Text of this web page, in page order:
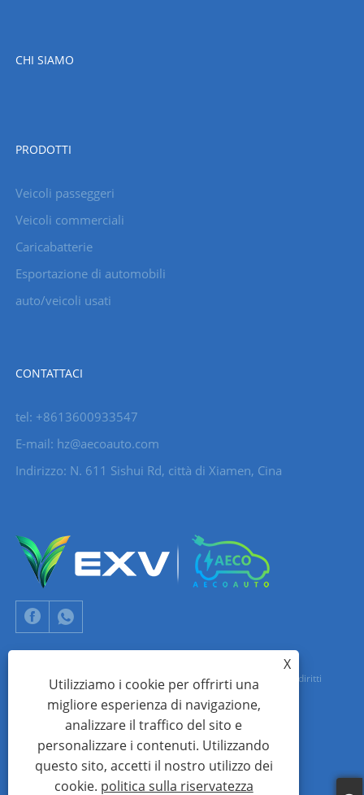
CHI SIAMO
PRODOTTI
Veicoli passeggeri
Veicoli commerciali
Caricabatterie
Esportazione di automobili
auto/veicoli usati
CONTATTACI
tel: +8613600933547
E-mail: hz@aecoauto.com
Indirizzo: N. 611 Sishui Rd, città di Xiamen, Cina
Copyright © 2024 Xiamen Aecoauto Technology Co., Ltd. Tutti i diritti
riservati.
SUPPORTO TECNICO DEL SITO WEB:RETE TIANYUjack Lin:+86-
15559188336
X
Utilizziamo i cookie per offrirti una
migliore esperienza di navigazione,
analizzare il traffico del sito e
personalizzare i contenuti. Utilizzando
questo sito, accetti il ​​nostro utilizzo dei
cookie. politica sulla riservatezza